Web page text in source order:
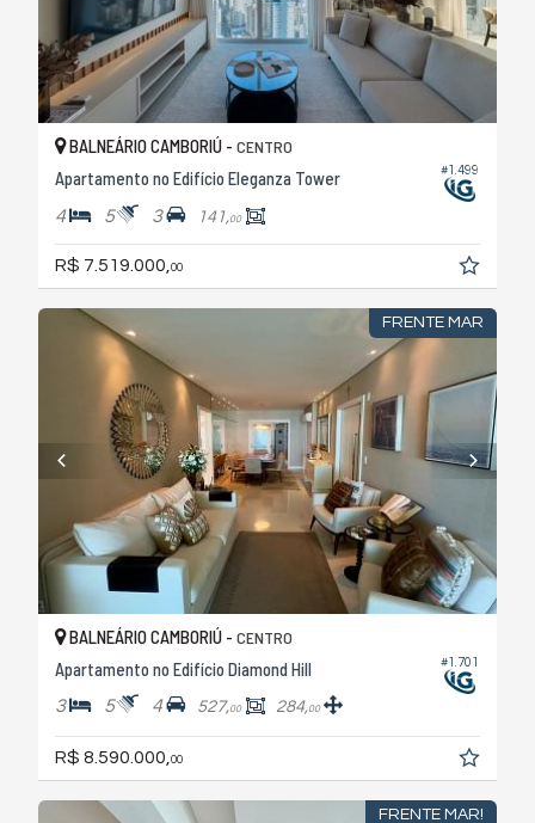
#1.499
BALNEÁRIO CAMBORIÚ - CENTRO
Apartamento no Edifício Eleganza Tower
4 5 3 141,00
R$ 7.519.000, 00
FRENTE MAR
#1.701
BALNEÁRIO CAMBORIÚ - CENTRO
Apartamento no Edifício Diamond Hill
3 5 4 527,00 284,00
R$ 8.590.000, 00
FRENTE MAR!